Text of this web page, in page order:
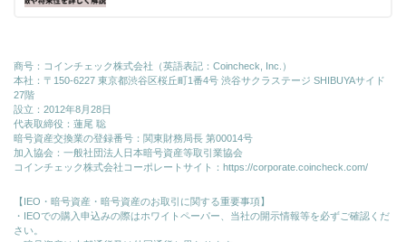
商号：コインチェック株式会社（英語表記：Coincheck, Inc.）
本社：〒150-6227 東京都渋谷区桜丘町1番4号 渋谷サクラステージ SHIBUYAサイド
27階
設立：2012年8月28日
代表取締役：蓮尾 聡
暗号資産交換業の登録番号：関東財務局長 第00014号
加入協会：一般社団法人日本暗号資産等取引業協会
コインチェック株式会社コーポレートサイト： https://corporate.coincheck.com/
【IEO・暗号資産・暗号資産のお取引に関する重要事項】
・IEOでの購入申込みの際はホワイトペーパー、当社の開示情報等を必ずご確認くだ
さい。